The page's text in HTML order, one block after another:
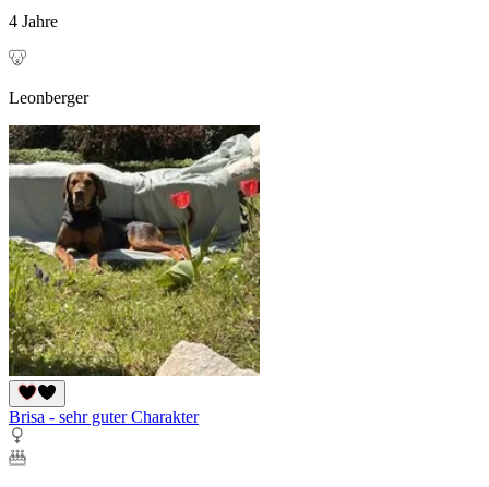
4 Jahre
Leonberger
Brisa - sehr guter Charakter